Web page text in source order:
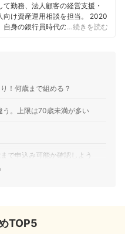
勤務、法人顧客の経営支援・
向け資産運用相談を担当。 2020
自身の銀行員時代の経験を活か
ル
…続きを読む
！何歳まで組める？
う。上限は70歳未満が多い
で申込み可能か確認しよう
想的
TOP5